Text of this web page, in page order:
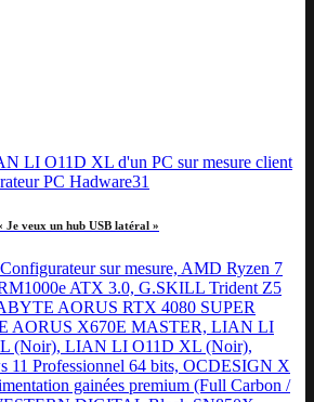
veux un hub USB latéral »
sur mesure, AMD Ryzen 7
ATX 3.0, G.SKILL Trident Z5
AORUS RTX 4080 SUPER
AORUS X670E MASTER, LIAN LI
(Noir), LIAN LI O11D XL (Noir),
11 Professionnel 64 bits, OCDESIGN X
gainées premium (Full Carbon /